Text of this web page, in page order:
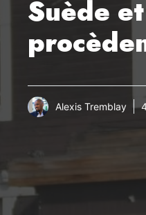
Suède
Alexis Tremblay